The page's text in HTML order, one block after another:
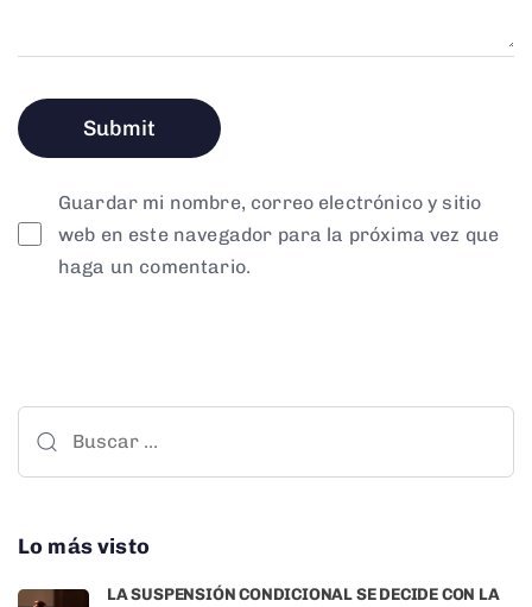
Guardar mi nombre, correo electrónico y sitio
web en este navegador para la próxima vez que
haga un comentario.
Lo más visto
LA SUSPENSIÓN CONDICIONAL SE DECIDE CON LA